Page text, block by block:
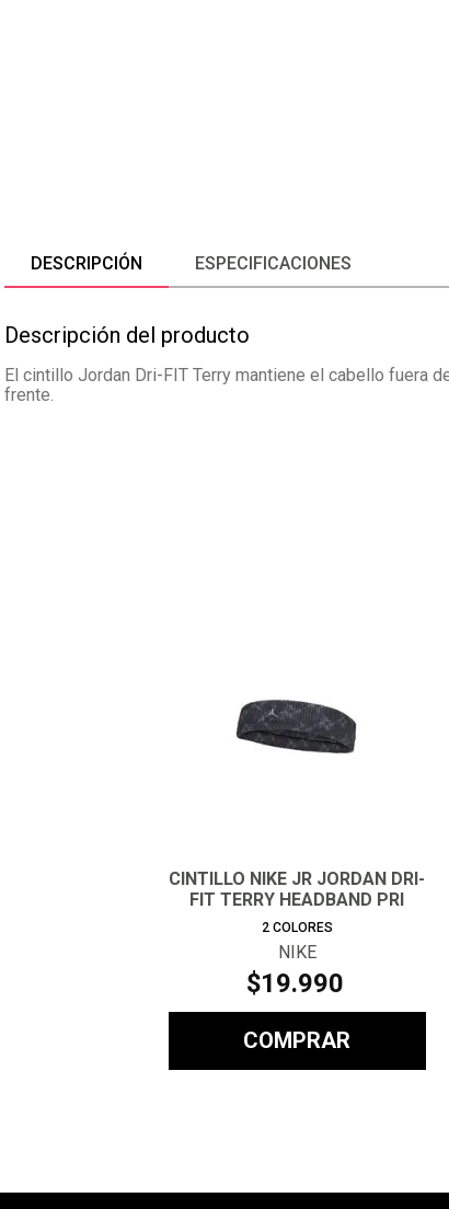
DESCRIPCIÓN ESPECIFICACIONES
Descripción del producto
El cintillo Jordan Dri-FIT Terry mantiene el cabello fuera
frente.
CINTILLO NIKE JR JORDAN DRI-
FIT TERRY HEADBAND PRI
2 COLORES
NIKE
$19.990
COMPRAR